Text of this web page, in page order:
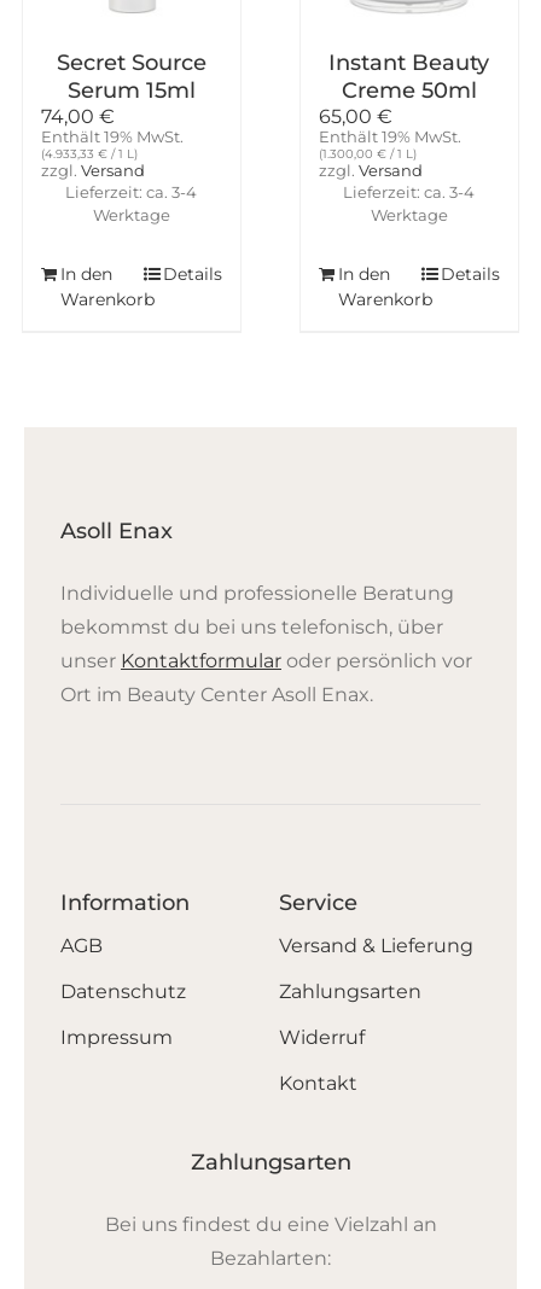
Secret Source
Serum 15ml
74,00 €
Enthält 19% MwSt.
(4.933,33 € / 1 L)
zzgl. Versand
Lieferzeit: ca. 3-4
Werktage
In den
Warenkorb
Details
Instant Beauty
Creme 50ml
65,00 €
Enthält 19% MwSt.
(1.300,00 € / 1 L)
zzgl. Versand
Lieferzeit: ca. 3-4
Werktage
In den
Warenkorb
Details
Asoll Enax
Individuelle und professionelle Beratung
bekommst du bei uns telefonisch, über
unser Kontaktformularoder persönlich vor
Ort im Beauty Center Asoll Enax.
Information
AGB
Datenschutz
Impressum
Service
Versand & Lieferung
Zahlungsarten
Widerruf
Kontakt
Zahlungsarten
Bei uns findest du eine Vielzahl an
Bezahlarten: